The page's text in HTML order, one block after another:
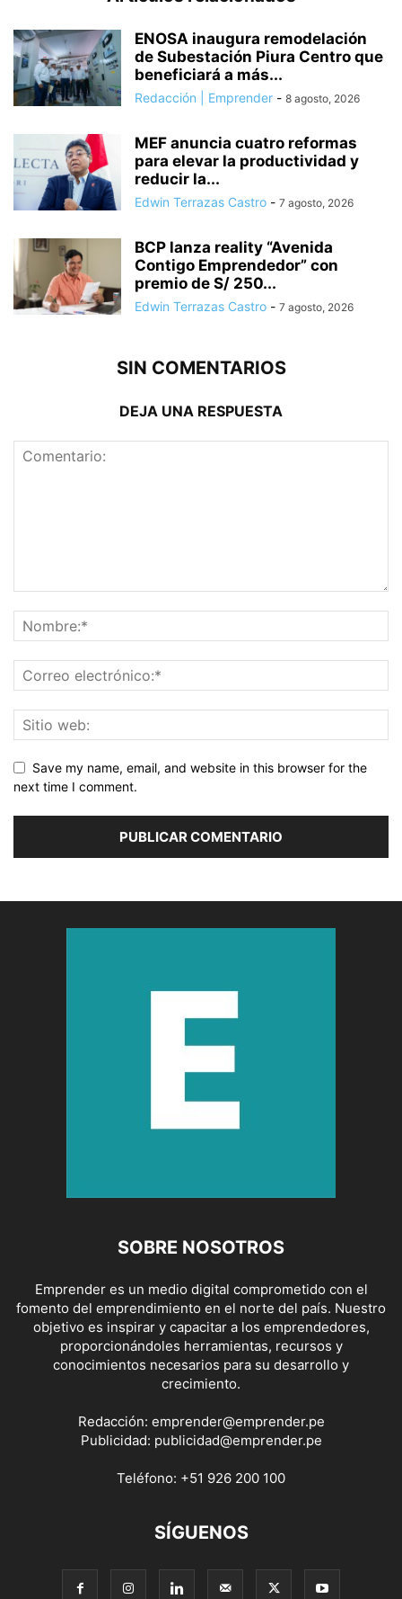
ENOSA inaugura remodelación
de Subestación Piura Centro que
beneficiará a más...
Redacción | Emprender - 8 agosto, 2026
MEF anuncia cuatro reformas
para elevar la productividad y
reducir la...
Edwin Terrazas Castro - 7 agosto, 2026
BCP lanza reality “Avenida
Contigo Emprendedor” con
premio de S/ 250...
Edwin Terrazas Castro - 7 agosto, 2026
SIN COMENTARIOS
DEJA UNA RESPUESTA
Save my name, email, and website in this browser for the
next time I comment.
SOBRE NOSOTROS
Emprender es un medio digital comprometido con el
fomento del emprendimiento en el norte del país. Nuestro
objetivo es inspirar y capacitar a los emprendedores,
proporcionándoles herramientas, recursos y
conocimientos necesarios para su desarrollo y
crecimiento.
Redacción: emprender@emprender.pe
Publicidad: publicidad@emprender.pe
Teléfono: +51 926 200 100
SÍGUENOS